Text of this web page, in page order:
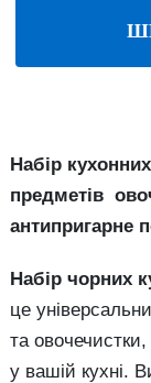
Набір
предметів
антипригарне
Набір чорних
це
та
у вашій кухні.